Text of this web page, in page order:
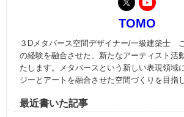
TOMO
３Dメタバース空間デザイナー/一級建築士
の経験を融合させた、新たなアーティスト活
たします。メタバースという新しい表現領域
ジーとアートを融合させた空間づくりを目指
最近書いた記事